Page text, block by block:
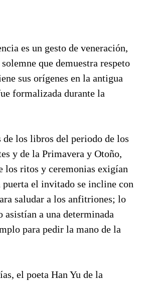
es un gesto de veneración,
que demuestra respeto
sus orígenes en la antigua
formalizada durante la
de los libros del periodo de los
y de la Primavera y Otoño,
los ritos y ceremonias exigían
el invitado se incline con
saludar a los anfitriones; lo
asistían a una determinada
para pedir la mano de la
el poeta Han Yu de la